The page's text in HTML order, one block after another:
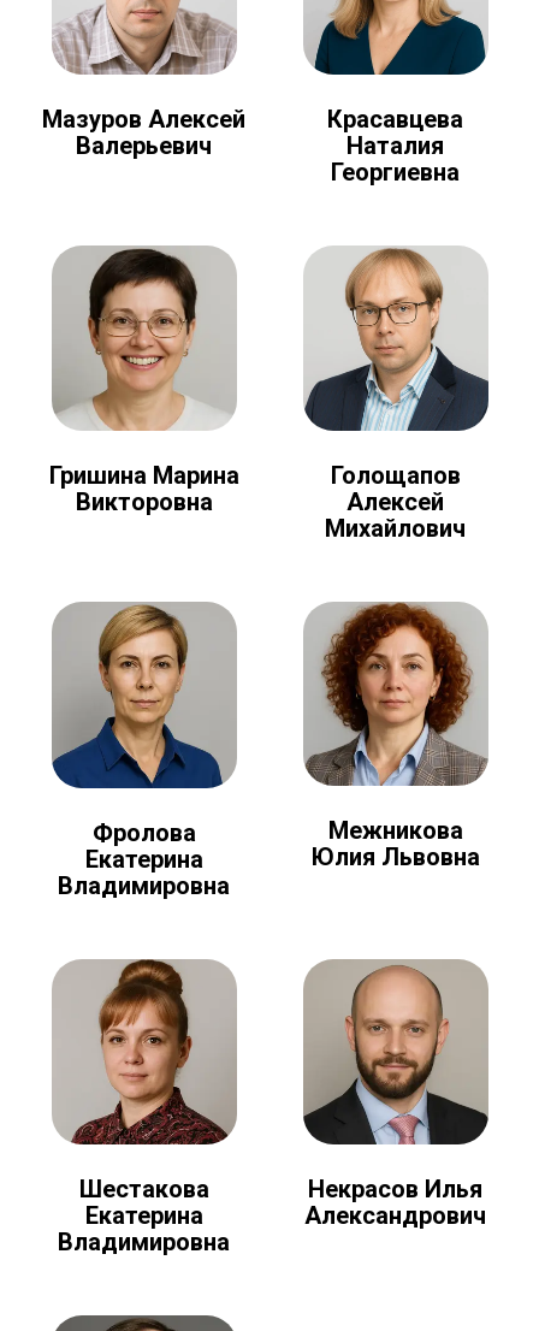
Мазуров Алексей
Валерьевич
Красавцева
Наталия
Георгиевна
Гришина Марина
Викторовна
Голощапов
Алексей
Михайлович
Фролова
Екатерина
Владимировна
Межникова
Юлия Львовна
Шестакова
Екатерина
Владимировна
Некрасов Илья
Александрович